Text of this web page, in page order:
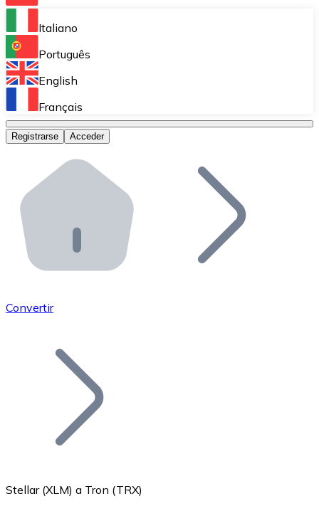
Bitnovo Ramp
Integra nuestra solución en tu plataforma.
Bitnovo Giftcards
Bitnovo OTC
Bitnovo ATM
Integra un ATM Bitnovo en tu negocio y permite que
Bitnovo API
Integra nuestra API en tu ecosistema.
Únete a nuestra red de distribuidores.
Añade tu proyecto a nuestro ecosistema.
Italiano
Português
English
Français
Registrarse Acceder
Convertir
Stellar (XLM) a Tron (TRX)